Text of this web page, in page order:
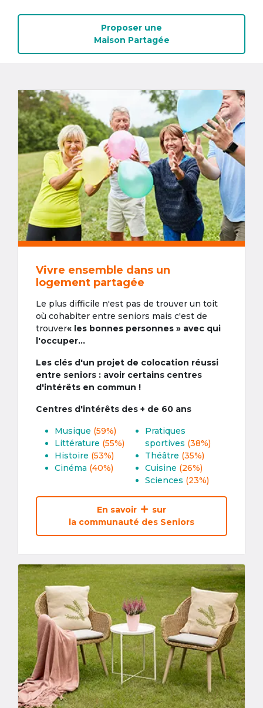
Proposer une
Maison Partagée
Vivre ensemble dans un
logement partagée
Le plus difficile n'est pas de trouver un toit
où cohabiter entre seniors mais c'est de
trouver« les bonnes personnes » avec qui
l'occuper...
Les clés d'un projet de colocation réussi
entre seniors : avoir certains centres
d'intérêts en commun !
Centres d'intérêts des + de 60 ans
Musique (59%)
Littérature (55%)
Histoire (53%)
Cinéma (40%)
Pratiques
sportives (38%)
Théâtre (35%)
Cuisine (26%)
Sciences (23%)
En savoir
sur
la communauté des Seniors